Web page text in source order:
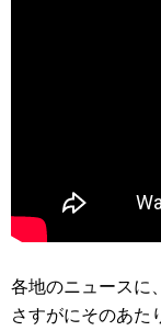
各地のニュースに
さすがにそのあた